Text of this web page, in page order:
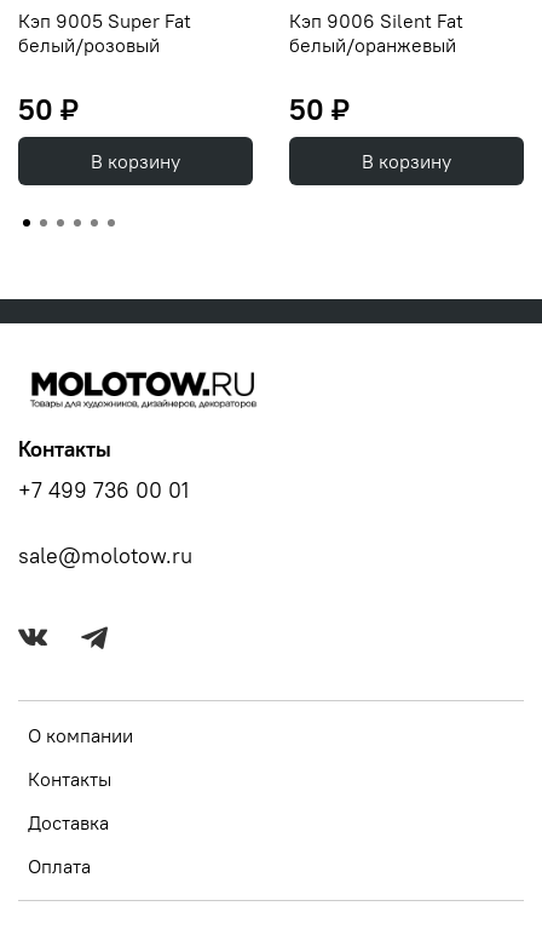
Кэп 9005 Super Fat
белый/розовый
50 ₽
В корзину
Кэп 9006 Silent Fat
белый/оранжевый
50 ₽
В корзину
О компании
Контакты
Доставка
Оплата
Контакты
+7 499 736 00 01
sale@molotow.ru